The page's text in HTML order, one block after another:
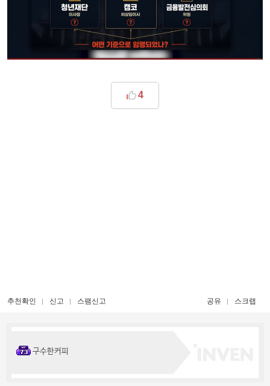
4
추천확인 신고 스팸신고 공유 스크랩
구수한커피